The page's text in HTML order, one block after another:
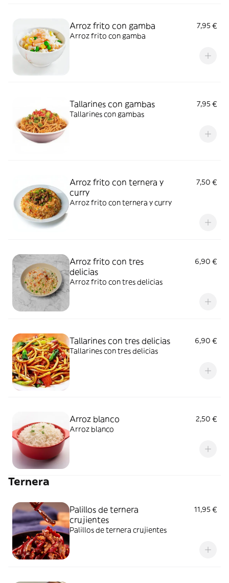
Arroz frito con gamba
7,95 €
Arroz frito con gamba
Tallarines con gambas
7,95 €
Tallarines con gambas
Arroz frito con ternera y
curry
7,50 €
Arroz frito con ternera y curry
Arroz frito con tres
delicias
6,90 €
Arroz frito con tres delicias
Tallarines con tres delicias
6,90 €
Tallarines con tres delicias
Arroz blanco
2,50 €
Arroz blanco
Ternera
Palillos de ternera
crujientes
11,95 €
Palillos de ternera crujientes